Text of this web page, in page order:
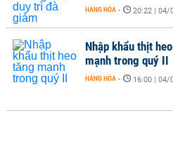
HÀNG HÓA - 20:22 | 04/
Nhập khẩu thịt
mạnh trong quý II
HÀNG HÓA - 16:00 | 04/